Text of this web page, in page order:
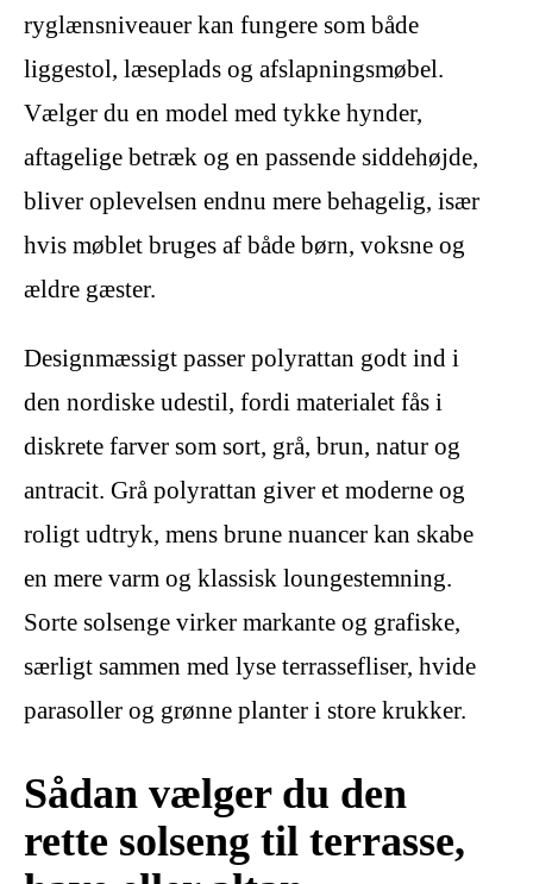
ryglænsniveauer kan fungere som både
liggestol, læseplads og afslapningsmøbel.
Vælger du en model med tykke hynder,
aftagelige betræk og en passende siddehøjde,
bliver oplevelsen endnu mere behagelig, især
hvis møblet bruges af både børn, voksne og
ældre gæster.
Designmæssigt passer polyrattan godt ind i
den nordiske udestil, fordi materialet fås i
diskrete farver som sort, grå, brun, natur og
antracit. Grå polyrattan giver et moderne og
roligt udtryk, mens brune nuancer kan skabe
en mere varm og klassisk loungestemning.
Sorte solsenge virker markante og grafiske,
særligt sammen med lyse terrassefliser, hvide
parasoller og grønne planter i store krukker.
Sådan vælger du den
rette solseng til terrasse,